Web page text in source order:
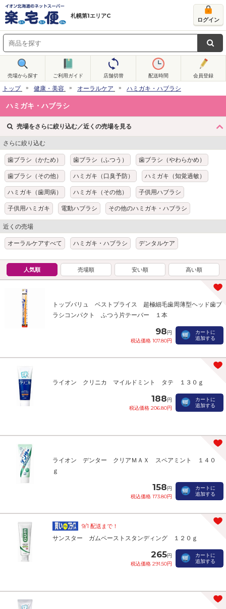
札幌第1エリアC
ログイン
売場から探す ご利用ガイド 店舗切替 配送時間 会員登録
トップ 健康・美容 オーラルケア ハミガキ・ハブラシ
ハミガキ・ハブラシ
売場をさらに絞り込む／近くの売場を見る
さらに絞り込む
歯ブラシ（かため） 歯ブラシ（ふつう） 歯ブラシ（やわらかめ）
歯ブラシ（その他） ハミガキ（口臭予防） ハミガキ（知覚過敏）
ハミガキ（歯周病） ハミガキ（その他） 子供用ハブラシ
子供用ハミガキ 電動ハブラシ その他のハミガキ・ハブラシ
近くの売場
オーラルケアすべて ハミガキ・ハブラシ デンタルケア
人気順 売場順 安い順 高い順
トップバリュ ベストプライス 超極細毛歯周薄型ヘッド歯ブ
ラシコンパクト ふつう片テーバー １本
98円
税込価格 107.80円
カートに
追加する
ライオン クリニカ マイルドミント タテ １３０ｇ
188円
税込価格 206.80円
カートに
追加する
ライオン デンター クリアＭＡＸ スペアミント １４０
ｇ
158円
税込価格 173.80円
カートに
追加する
9/1 配送まで！
サンスター ガムペーストスタンディング １２０ｇ
265円
税込価格 291.50円
カートに
追加する